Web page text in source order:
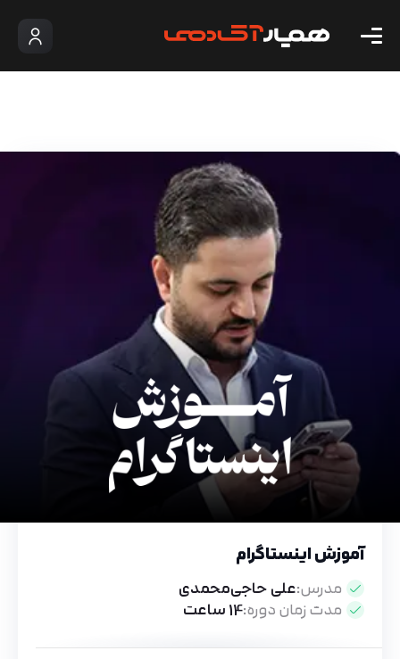
آموزش اینستاگرام
مدرس:علی حاجی‌محمدی
مدت زمان دوره:14 ساعت